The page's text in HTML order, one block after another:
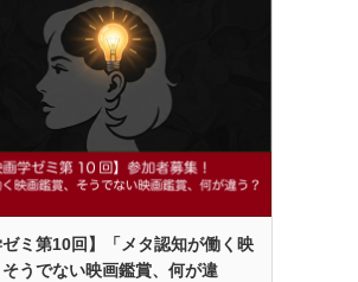
ゼミ第10回】「メタ認知が働く映
うでない映画鑑賞、何が違